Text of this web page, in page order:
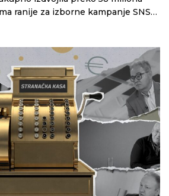
ranije za izborne kampanje SNS